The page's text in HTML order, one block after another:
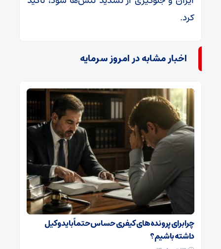
کرد.
اخبار مشابه در امروز سرمایه
چرا برای پرونده‌های کیفری حساس حتماً باید وکیل
داشته باشیم؟